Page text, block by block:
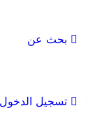
بحث عن
تسجيل الدخول